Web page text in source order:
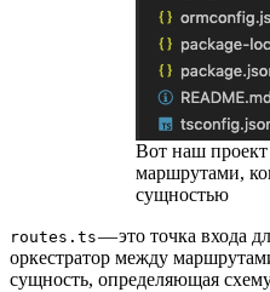
Вот наш проект
маршрутами,
сущностью
routes.ts— это точка входа
оркестратор между
сущность, определяющая